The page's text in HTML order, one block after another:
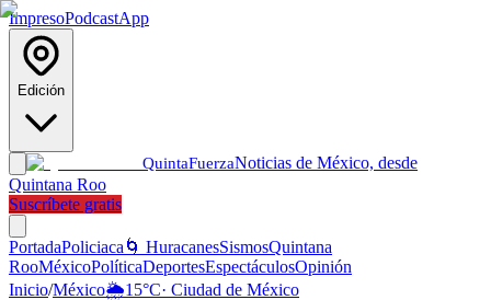
ImpresoPodcastApp
Edición
QuintaFuerzaNoticias de México, desde
Quintana Roo
Suscríbete gratis
PortadaPoliciaca 🌀 HuracanesSismosQuintana
RooMéxicoPolíticaDeportesEspectáculosOpinión
Inicio/México🌦️15°C· Ciudad de México